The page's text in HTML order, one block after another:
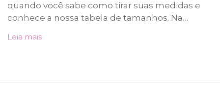
quando você sabe como tirar suas medidas e
conhece a nossa tabela de tamanhos. Na
perfeitamente do PP ao G7, com modelagens
Leia mais